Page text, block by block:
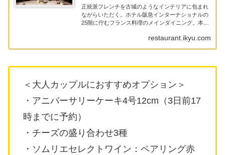
正統派フレンチを古城のようなインテリアに包まれ
ながらいただく。ホテル阪急インターナショナルの
25階に佇むフランス料理のメインダイニング。本質
フレンチを古城のような優美な空間でご堪能いただ
けます。...
restaurant.ikyu.com
＜大人カップルにおすすめオプション＞
・アニバーサリーケーキ4号12cm（3日前17
時までに予約）
・チーズの盛り合わせ3種
・ソムリエセレクトワイン：ペアリング赤